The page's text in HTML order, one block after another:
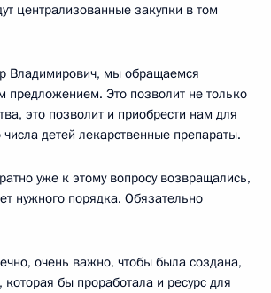
централизованные закупки в том
Владимирович, мы обращаемся
предложением. Это позволит не только
это позволит и приобрести нам для
детей лекарственные препараты.
уже к этому вопросу возвращались,
нужного порядка. Обязательно
очень важно, чтобы была создана,
бы проработала и ресурс для